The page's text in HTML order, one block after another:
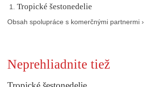
Tropické šestonedelie
Obsah spolupráce s komerčnými partnermi ›
Neprehliadnite tiež